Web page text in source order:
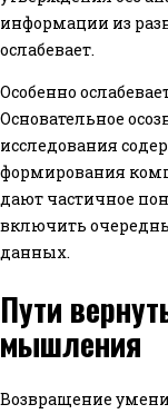
информации из
ослабевает.
Особенно
Основательное
исследования
формирования
дают частичное
включить
данных.
Пути
мышления
Возвращение